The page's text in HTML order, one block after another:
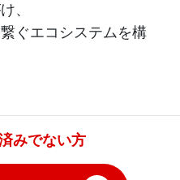
、
ぐエコシステムを構
みでない方